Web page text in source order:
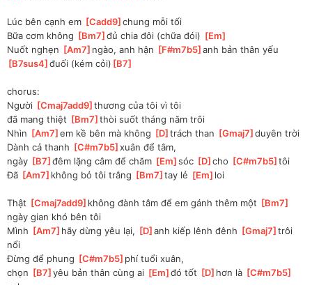
Lúc bên cạnh em [Cadd9 ]
chung mỗi tối
Bữa cơm không [Bm7 ]
đủ chia đôi (chữa đói) [Em
Nuốt nghẹn [Am7 ]ngào, anh hận [F#m7b5 ]
anh bản thân yếu
B7sus4 ]
đuối (kém cỏi) [B7
chorus:
Người [Cmaj7add9 ]thương của tôi vì tôi
đã mang thiệt [Bm7 ]thòi suốt tháng năm trôi
Nhìn [Am7 ]
em kề bên mà không [D ]trách than [Gmaj7 ]
duyên trời
Dành cả thanh [C#m7b5 ]
xuân để tâm,
ngày [B7 ]
đêm lặng câm để chăm [Em ]
sóc [D ]
cho [C#m7b5 ]tôi
Đã [Am7 ]không bỏ tôi trắng [Bm7 ]tay lẻ [Em ]loi
Thật [Cmaj7add9 ]không đành tâm để em gánh thêm một [Bm7
ngày gian khó bên tôi
Mình [Am7 ]hãy dừng yêu lại, [D ]
anh kiếp lênh đênh [Gmaj7 ]trôi
nổi
Đừng để phung [C#m7b5 ]phí tuổi xuân,
chọn [B7 ]
yêu bản thân cùng ai [Em ]
đó tốt [D ]hơn là [C#m7b5